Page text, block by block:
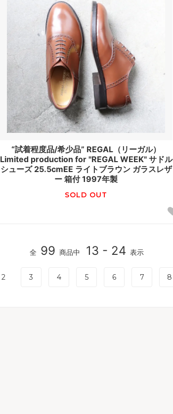
“試着程度品/希少品” REGAL（リーガル）
Limited production for "REGAL WEEK" サドル
シューズ 25.5cmEE ライトブラウン ガラスレザ
ー 箱付 1997年製
SOLD OUT
全 99 商品中 13 - 24 表示
2 3 4 5 6 7 8